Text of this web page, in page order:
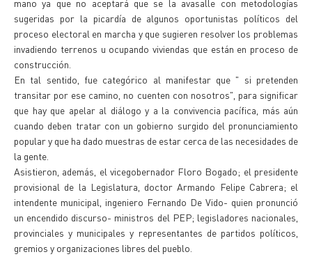
mano ya que no aceptará que se la avasalle con metodologías
sugeridas por la picardía de algunos oportunistas políticos del
proceso electoral en marcha y que sugieren resolver los problemas
invadiendo terrenos u ocupando viviendas que están en proceso de
construcción.
En tal sentido, fue categórico al manifestar que " si pretenden
transitar por ese camino, no cuenten con nosotros", para significar
que hay que apelar al diálogo y a la convivencia pacífica, más aún
cuando deben tratar con un gobierno surgido del pronunciamiento
popular y que ha dado muestras de estar cerca de las necesidades de
la gente.
Asistieron, además, el vicegobernador Floro Bogado; el presidente
provisional de la Legislatura, doctor Armando Felipe Cabrera; el
intendente municipal, ingeniero Fernando De Vido- quien pronunció
un encendido discurso- ministros del PEP; legisladores nacionales,
provinciales y municipales y representantes de partidos políticos,
gremios y organizaciones libres del pueblo.